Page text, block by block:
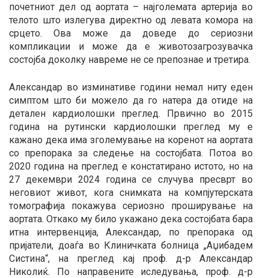
почетниот дел од аортата – најголемата артерија во
телото што излегува директно од левата комора на
срцето. Ова може да доведе до сериозни
компликации и може да е животозагрозувачка
состојба доколку навреме не се препознае и третира.
Александар во изминативе години немал ниту еден
симптом што би можело да го натера да отиде на
детален кардиолошки преглед. Првично во 2015
година на рутински кардиолошки преглед му е
кажано дека има зголемување на коренот на аортата
со препорака за следење на состојбата. Потоа во
2020 година на преглед е констатирано истото, но на
27 декември 2024 година се случува пресврт во
неговиот живот, кога снимката на компјутерската
томографија покажува сериозно проширување на
аортата. Откако му било укажано дека состојбата бара
итна интервенција, Александар, по препорака од
пријатели, доаѓа во Клиничката болница „Аџибадем
Систина“, на преглед кај проф. д-р Александар
Николиќ. По направените иследувања, проф. д-р